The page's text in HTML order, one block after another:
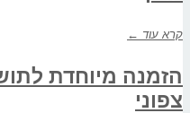
קרא עוד ←
הזמנה מיוחדת
צפוני